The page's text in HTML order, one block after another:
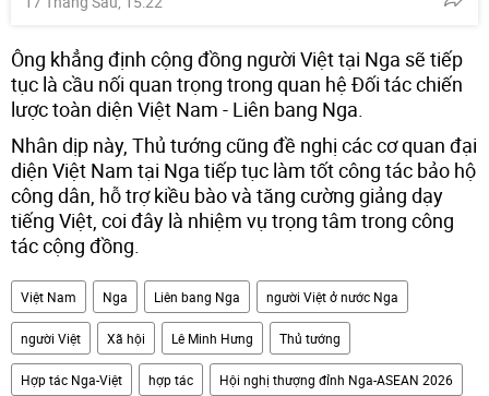
Ông khẳng định cộng đồng người Việt tại Nga sẽ tiếp
tục là cầu nối quan trọng trong quan hệ Đối tác chiến
lược toàn diện Việt Nam - Liên bang Nga.
Nhân dịp này, Thủ tướng cũng đề nghị các cơ quan đại
diện Việt Nam tại Nga tiếp tục làm tốt công tác bảo hộ
công dân, hỗ trợ kiều bào và tăng cường giảng dạy
tiếng Việt, coi đây là nhiệm vụ trọng tâm trong công
tác cộng đồng.
Việt Nam Nga Liên bang Nga người Việt ở nước Nga
người Việt Xã hội Lê Minh Hưng Thủ tướng
Hợp tác Nga-Việt hợp tác Hội nghị thượng đỉnh Nga-ASEAN 2026